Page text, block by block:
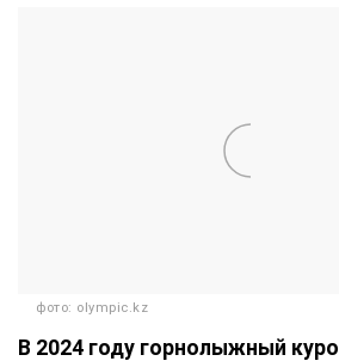
фото: olympic.kz
В 2024 году горнолыжный